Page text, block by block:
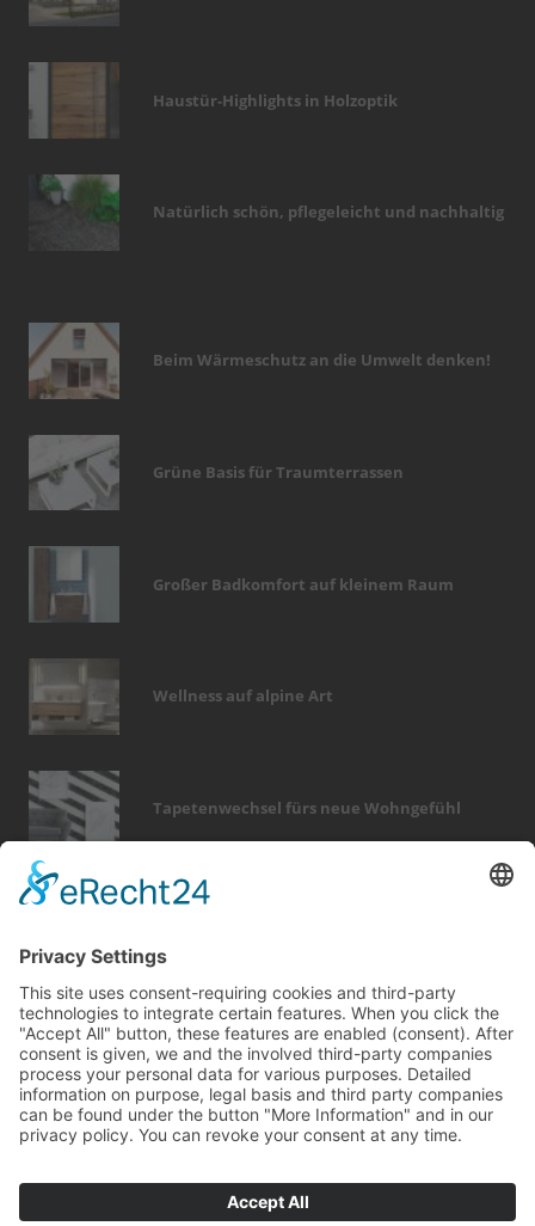
Haustür-Highlights in Holzoptik
Natürlich schön, pflegeleicht und nachhaltig
Beim Wärmeschutz an die Umwelt denken!
Grüne Basis für Traumterrassen
Großer Badkomfort auf kleinem Raum
Wellness auf alpine Art
Tapetenwechsel fürs neue Wohngefühl
heizung hausbau keller fliesen
smart home
zaun
förderung wärme holz
finanzierung
fotovoltaik
badezimmer dämmung
renovieren
wintergarten
fußboden sicherheit
sanieren